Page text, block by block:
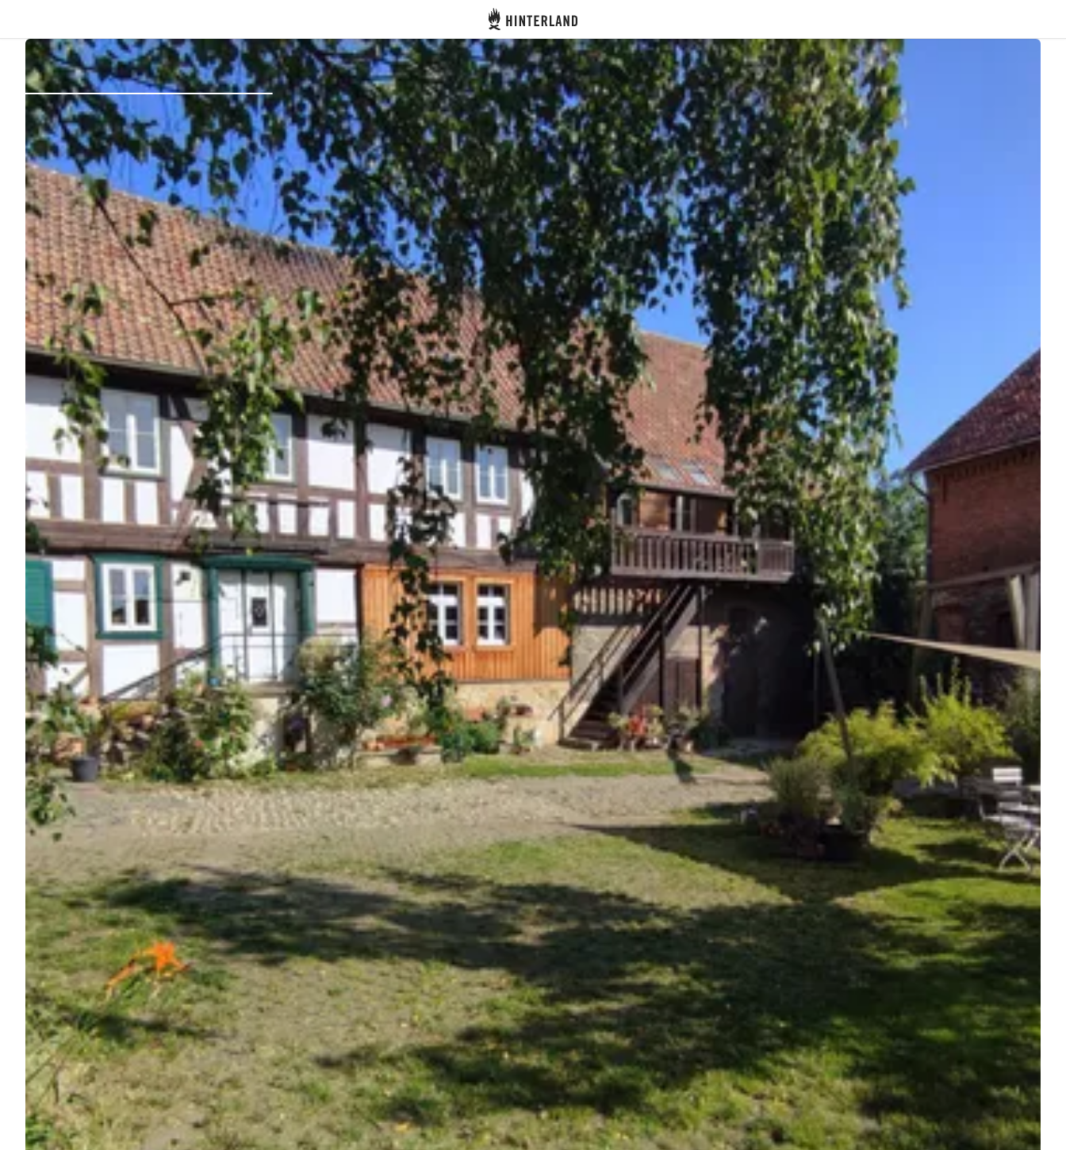
Hinterland
Accedi
Registro
Diventare Host
Piazzole
Alloggi
Pianificazione viaggio
Chiedi a Howdy
Ispirazione fotografica
Suggerimenti e ispirazione
Storie dall'Hinterland
Buoni
Chi siamo
Negozio
Contatti
Select language